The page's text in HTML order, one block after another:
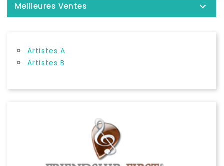
Meilleures Ventes 
Artistes A
Artistes B